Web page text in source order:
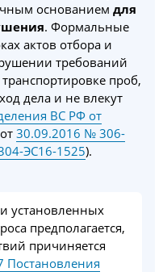
основанием для
. Формальные
актов отбора и
требований
проб,
дела и не влекут
ВС РФ от
30.09.2016 № 306-
ЭС16-1525).
установленных
предполагается,
причиняется
Постановления